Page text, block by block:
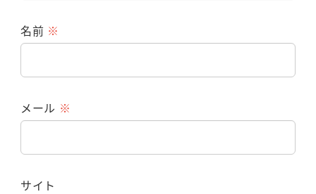
名前 ※
メール ※
サイト